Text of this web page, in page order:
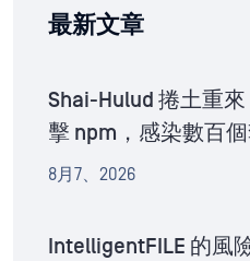
最新文章
Shai-Hulud 捲土重
擊 npm，感染數百
8月7、2026
IntelligentFILE 的風